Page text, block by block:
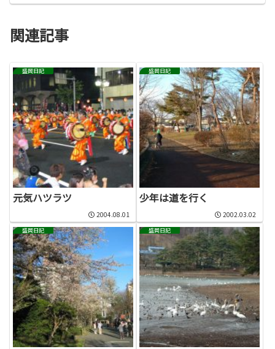
関連記事
盛岡日記
元気ハツラツ
2004.08.01
盛岡日記
少年は道を行く
2002.03.02
盛岡日記 盛岡日記